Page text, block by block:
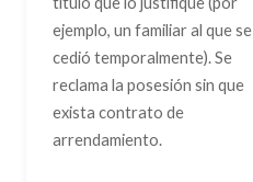
ejemplo, un familiar al que se
cedió temporalmente). Se
reclama la posesión sin que
exista contrato de
arrendamiento.